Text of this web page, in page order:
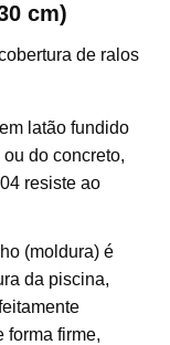
cm)
de ralos
latão fundido
do concreto,
resiste ao
(moldura) é
da piscina,
forma firme,